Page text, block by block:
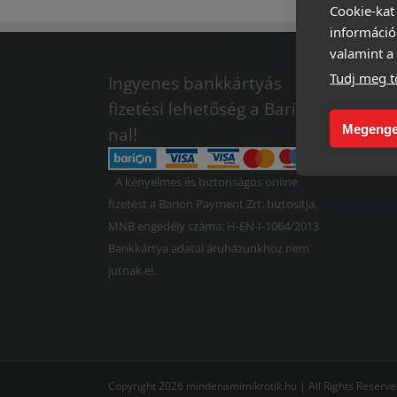
Ingyenes bankkártyás
fizetési lehetőség a Barion-
nal!
A kényelmes és biztonságos online
fizetést a Barion Payment Zrt. biztosítja,
MNB engedély száma: H-EN-I-1064/2013
Bankkártya adatai áruházunkhoz nem
jutnak el.
Copyright 2026 mindenamimikrotik.hu | All Rights
Cookie-
valamint a
Tudj meg